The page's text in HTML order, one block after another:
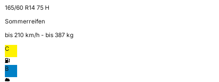
165/60 R14 75 H
Sommerreifen
bis 210 km⁠/⁠h - bis 387 kg
C
B